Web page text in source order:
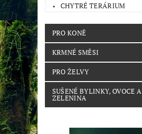
CHYTRÉ TERÁRIUM
PRO KONĚ
KRMNÉ SMĚSI
PRO ŽELVY
SUŠENÉ BYLINKY, OVOCE A
ZELENINA